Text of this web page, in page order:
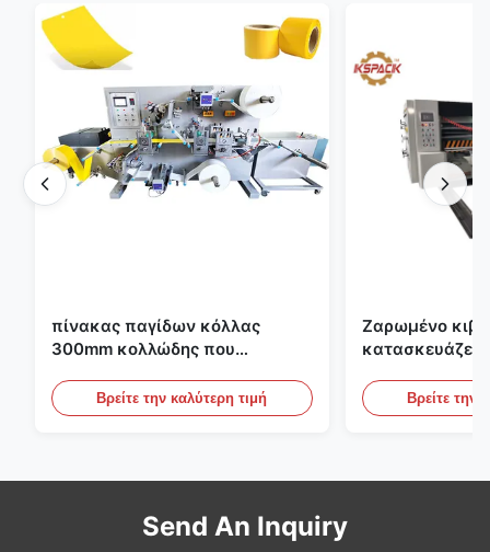
πίνακας παγίδων κόλλας
300mm κολλώδης που
γεωργίαΒρείτε την καλύτερη τιμή
Ζαρωμένο
κατασκευάζει
το ζαρωμένο
Βρείτε την
Send An Inquiry